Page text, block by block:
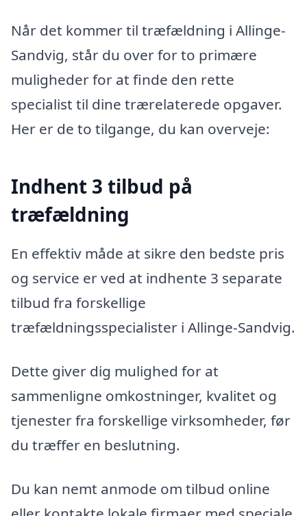
Når det kommer til træfældning i Allinge-
Sandvig, står du over for to primære
muligheder for at finde den rette
specialist til dine trærelaterede opgaver.
Her er de to tilgange, du kan overveje:
Indhent 3 tilbud på
træfældning
En effektiv måde at sikre den bedste pris
og service er ved at indhente 3 separate
tilbud fra forskellige
træfældningsspecialister i Allinge-Sandvig.
Dette giver dig mulighed for at
sammenligne omkostninger, kvalitet og
tjenester fra forskellige virksomheder, før
du træffer en beslutning.
Du kan nemt anmode om tilbud online